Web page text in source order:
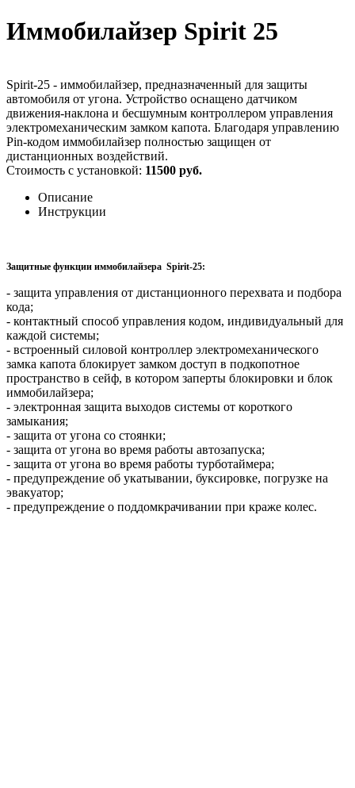
Иммобилайзер Spirit 25
Spirit-25 - иммобилайзер, предназначенный для защиты
автомобиля от угона. Устройство оснащено датчиком
движения-наклона и бесшумным контроллером управления
электромеханическим замком капота. Благодаря управлению
Pin-кодом иммобилайзер полностью защищен от
дистанционных воздействий.
Стоимость с установкой: 11500 руб.
Описание
Инструкции
Защитные функции иммобилайзера Spirit-25:
- защита управления от дистанционного перехвата и подбора
кода;
- контактный способ управления кодом, индивидуальный для
каждой системы;
- встроенный силовой контроллер электромеханического
замка капота блокирует замком доступ в подкопотное
пространство в сейф, в котором заперты блокировки и блок
иммобилайзера;
- электронная защита выходов системы от короткого
замыкания;
- защита от угона со стоянки;
- защита от угона во время работы автозапуска;
- защита от угона во время работы турботаймера;
- предупреждение об укатывании, буксировке, погрузке на
эвакуатор;
- предупреждение о поддомкрачивании при краже колес.